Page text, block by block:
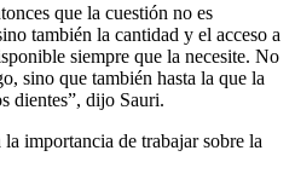
que la cuestión no es
también la cantidad y el acceso a
siempre que la necesite. No
sino que también hasta la que la
dientes”, dijo Sauri.
importancia de trabajar sobre la